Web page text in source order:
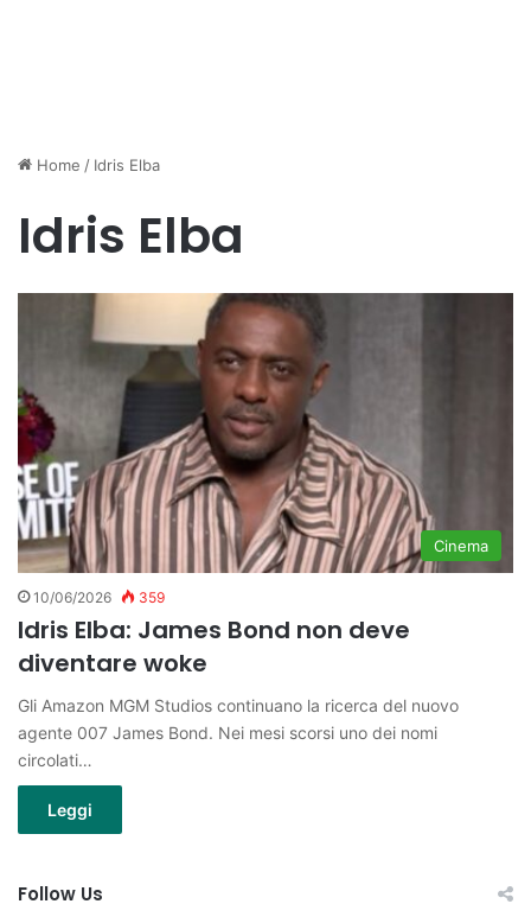
Home / Idris Elba
Idris Elba
Cinema
10/06/2026 359
Idris Elba: James Bond non deve
diventare woke
Gli Amazon MGM Studios continuano la ricerca del nuovo
agente 007 James Bond. Nei mesi scorsi uno dei nomi
circolati…
Leggi
Follow Us